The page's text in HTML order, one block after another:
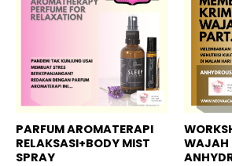
PARFUM AROMATERAPI
RELAKSASI+BODY MIST
SPRAY
WAJAH